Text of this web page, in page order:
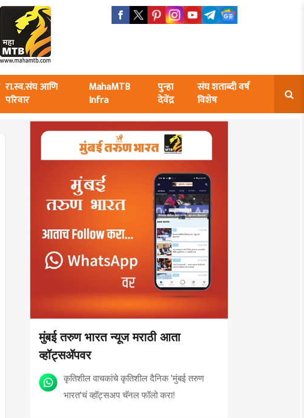
रा.स्व.संघ आणि
परिवार
MahaMTB
Infra
पुन्हा
देवेंद्र
संघ शताब्दी वर्ष
विशेष
मुंबई तरुण भारत न्यूज मराठी आता
व्हॉट्सॲपवर
कृतिशील वाचकांचे कृतिशील दैनिक 'मुंबई तरुण
भारत'चं व्हॉट्सअप चॅनल फॉलो करा!